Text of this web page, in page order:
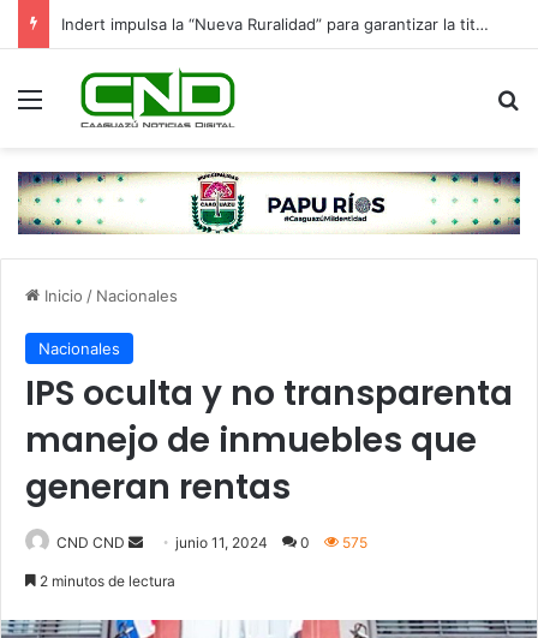
Indert impulsa la “Nueva Ruralidad” para garantizar la titulación de tierras a familias campesinas.
Menú
Inicio / Nacionales
Nacionales
IPS oculta y no transparenta
manejo de inmuebles que
generan rentas
CND CND
Sendjunio 11, 2024 0 575
2 minutos de lectura